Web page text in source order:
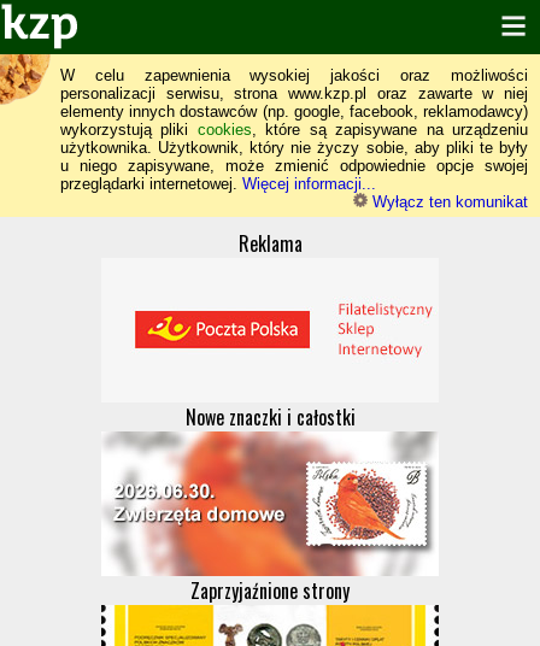
W celu zapewnienia wysokiej jakości oraz możliwości
personalizacji serwisu, strona www.kzp.pl oraz zawarte w niej
elementy innych dostawców (np. google, facebook, reklamodawcy)
wykorzystują pliki cookies, które są zapisywane na urządzeniu
użytkownika. Użytkownik, który nie życzy sobie, aby pliki te były
u niego zapisywane, może zmienić odpowiednie opcje swojej
przeglądarki internetowej. Więcej informacji...
Wyłącz ten komunikat
Reklama
Nowe znaczki i całostki
Zaprzyjaźnione strony